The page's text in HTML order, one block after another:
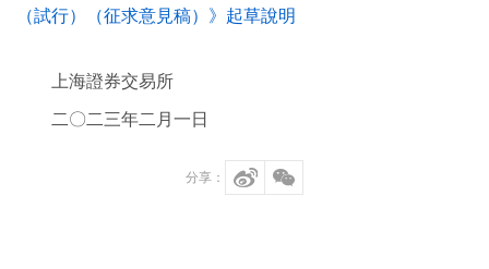
（試行）（征求意見稿）》起草說明
上海證券交易所
二〇二三年二月一日
分享：